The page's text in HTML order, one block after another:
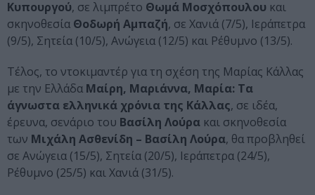
Κυπουργού, σε λιμπρέτο Θωμά Μοσχόπουλου και
σκηνοθεσία Θοδωρή Αμπαζή, σε Χανιά (7/5), Ιεράπετρα
(9/5), Σητεία (10/5), Ανώγεια (12/5) και Ρέθυμνο (13/5).
Τέλος, το ντοκιμαντέρ για τη σχέση της Μαρίας Κάλλας
με την Ελλάδα Μαίρη, Μαριάννα, Μαρία: Τα
άγνωστα ελληνικά χρόνια της Κάλλας, σε ιδέα,
έρευνα, σενάριο του Βασίλη Λούρα και σκηνοθεσία
των Μιχάλη Ασθενίδη – Βασίλη Λούρα, θα προβληθεί
σε Ανώγεια (15/5), Σητεία (20/5), Ιεράπετρα (24/5),
Ρέθυμνο (25/5) και Χανιά (31/5).